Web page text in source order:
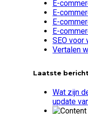
E-
E-
E-
E-
SEO voor
Vertalen
Laatste
Wat zijn
update